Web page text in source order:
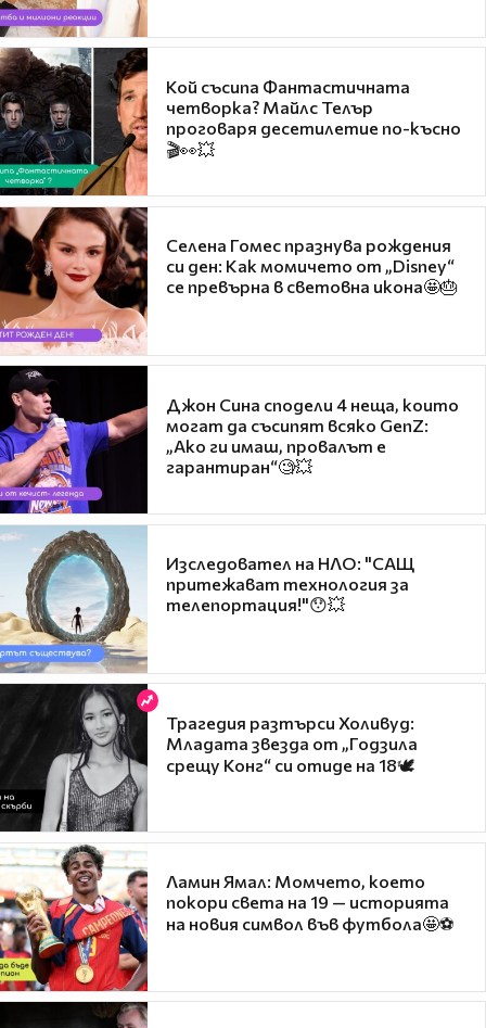
Кой съсипа Фантастичната
четворка? Майлс Телър
проговаря десетилетие по-късно
🎬👀💥
Селена Гомес празнува рождения
си ден: Как момичето от „Disney“
се превърна в световна икона🤩🎂
Джон Сина сподели 4 неща, които
могат да съсипят всяко GenZ:
„Ако ги имаш, провалът е
гарантиран“🧐💥
Изследовател на НЛО: "САЩ
притежават технология за
телепортация!"😯💥
Трагедия разтърси Холивуд:
Младата звезда от „Годзила
срещу Конг“ си отиде на 18🕊️
Ламин Ямал: Момчето, което
покори света на 19 — историята
на новия символ във футбола🤩⚽